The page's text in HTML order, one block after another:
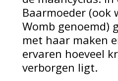
Baarmoeder (ook
Womb genoemd)
met haar maken
ervaren hoeveel
verborgen ligt.